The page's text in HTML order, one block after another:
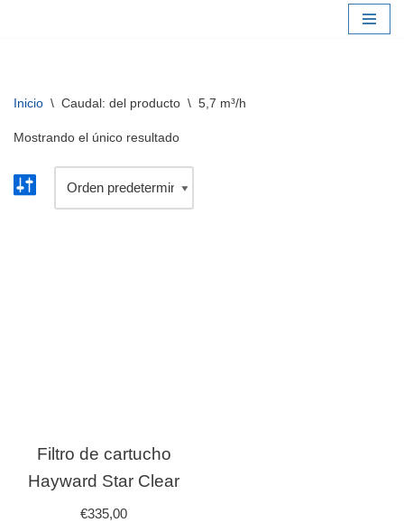
Inicio \ Caudal: del producto \ 5,7 m³/h
Mostrando el único resultado
Filtro de cartucho
Hayward Star Clear
€335,00